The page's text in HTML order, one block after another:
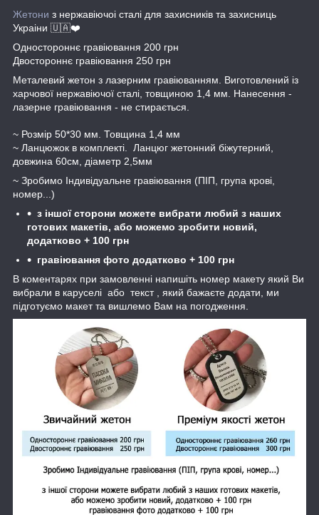
Жетони з нержавіючоі сталі для захисників та захисниць
Украіни 🇺🇦❤️
Одностороннє гравіювання 200 грн
Двостороннє гравіювання 250 грн
Металевий жетон з лазерним гравіюванням. Виготовлений із
харчової нержавіючої сталі, товщиною 1,4 мм. Нанесення -
лазерне гравіювання - не стирається.
~ Розмір 50*30 мм. Товщина 1,4 мм
~ Ланцюжок в комплекті. Ланцюг жетонний біжутерний,
довжина 60см, діаметр 2,5мм
~ Зробимо Індивідуальне гравіювання (ПІП, група крові,
номер...)
з іншої сторони можете вибрати любий з наших
готових макетів, або можемо зробити новий,
додатково + 100 грн
гравіювання фото додатково + 100 грн
В коментарях при замовленні напишіть номер макету який Ви
вибрали в каруселі або текст , який бажаєте додати, ми
підготуємо макет та вишлемо Вам на погодження.